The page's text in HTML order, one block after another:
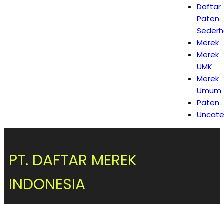
Daftar
Paten
Merek
Merek
UMK
Merek
Umum
Paten
PT. DAFTAR MEREK
INDONESIA